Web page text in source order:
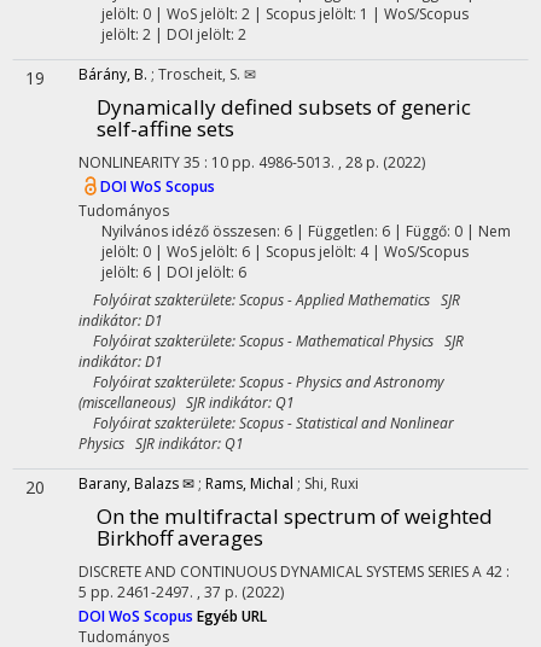
jelölt: 0 | WoS jelölt: 2 | Scopus jelölt: 1 | WoS/Scopus
jelölt: 2 | DOI jelölt: 2
19 Bárány, B. ; Troscheit, S. ✉
Dynamically defined subsets of generic
self-affine sets
NONLINEARITY35 : 10 pp. 4986-5013. , 28 p. (2022)
DOIWoS Scopus
Tudományos
Nyilvános idéző összesen: 6| Független: 6 | Függő: 0 | Nem
jelölt: 0 | WoS jelölt: 6 | Scopus jelölt: 4 | WoS/Scopus
jelölt: 6 | DOI jelölt: 6
Folyóirat szakterülete: Scopus - Applied Mathematics SJR
indikátor: D1
Folyóirat szakterülete: Scopus - Mathematical Physics SJR
indikátor: D1
Folyóirat szakterülete: Scopus - Physics and Astronomy
(miscellaneous) SJR indikátor: Q1
Folyóirat szakterülete: Scopus - Statistical and Nonlinear
Physics SJR indikátor: Q1
20 Barany, Balazs ✉ ; Rams, Michal ; Shi, Ruxi
On the multifractal spectrum of weighted
Birkhoff averages
DISCRETE AND CONTINUOUS DYNAMICAL SYSTEMS SERIES A 42 :
5 pp. 2461-2497. , 37 p. (2022)
DOIWoS Scopus Egyéb URL
Tudományos